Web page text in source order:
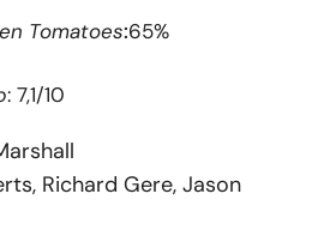
Tomatoes:65%
: 7,1/10
Richard Gere, Jason